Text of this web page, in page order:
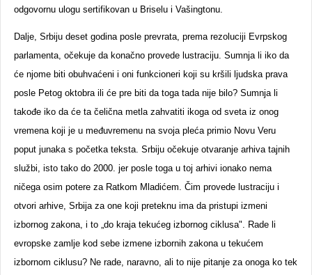
odgovornu ulogu sertifikovan u Briselu i Vašingtonu.
Dalje, Srbiju deset godina posle prevrata, prema rezoluciji Evrpskog
parlamenta, očekuje da konačno provede lustraciju. Sumnja li iko da
će njome biti obuhvaćeni i oni funkcioneri koji su kršili ljudska prava
posle Petog oktobra ili će pre biti da toga tada nije bilo? Sumnja li
takođe iko da će ta čelična metla zahvatiti ikoga od sveta iz onog
vremena koji je u međuvremenu na svoja pleća primio Novu Veru
poput junaka s početka teksta. Srbiju očekuje otvaranje arhiva tajnih
službi, isto tako do 2000. jer posle toga u toj arhivi ionako nema
ničega osim potere za Ratkom Mladićem. Čim provede lustraciju i
otvori arhive, Srbija za one koji preteknu ima da pristupi izmeni
izbornog zakona, i to „do kraja tekućeg izbornog ciklusa". Rade li
evropske zamlje kod sebe izmene izbornih zakona u tekućem
izbornom ciklusu? Ne rade, naravno, ali to nije pitanje za onoga ko tek